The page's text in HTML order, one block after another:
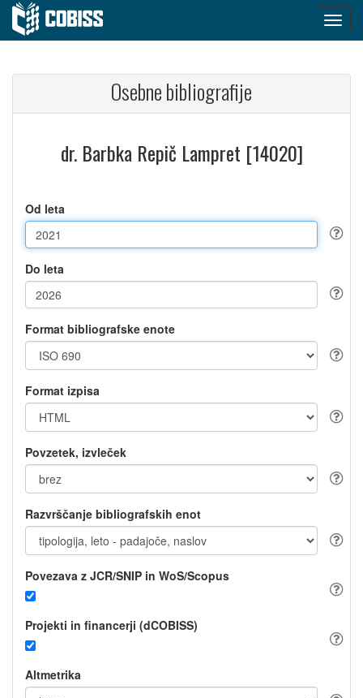
Osebne bibliografije
dr. Barbka Repič Lampret [14020]
Od leta
Do leta
Format bibliografske enote
Format izpisa
Povzetek, izvleček
Razvrščanje bibliografskih enot
Povezava z JCR/SNIP in WoS/Scopus
Projekti in financerji (dCOBISS)
Altmetrika